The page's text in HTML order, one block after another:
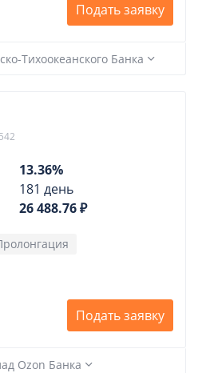
Подать заявку
Тихоокеанского Банка
13.36%
181 день
26 488.76 ₽
Подать заявку
Ozon Банка